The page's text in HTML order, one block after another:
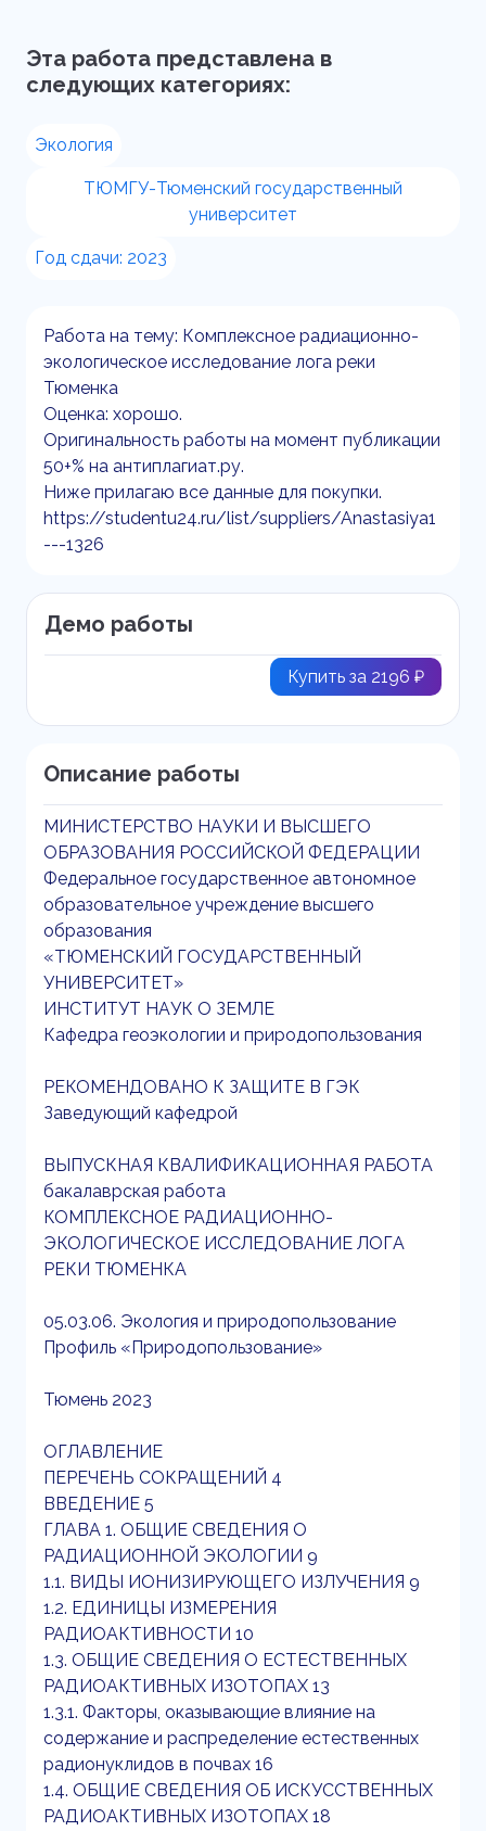
Эта работа представлена в
следующих категориях:
Экология
ТЮМГУ-Тюменский государственный
университет
Год сдачи: 2023
Работа на тему: Комплексное радиационно-
экологическое исследование лога реки
Тюменка
Оценка: хорошо.
Оригинальность работы на момент публикации
50+% на антиплагиат.ру.
Ниже прилагаю все данные для покупки.
https://studentu24.ru/list/suppliers/Anastasiya1
---1326
Демо работы
Купить за 2196 ₽
Описание работы
МИНИСТЕРСТВО НАУКИ И ВЫСШЕГО
ОБРАЗОВАНИЯ РОССИЙСКОЙ ФЕДЕРАЦИИ
Федеральное государственное автономное
образовательное учреждение высшего
образования
«ТЮМЕНСКИЙ ГОСУДАРСТВЕННЫЙ
УНИВЕРСИТЕТ»
ИНСТИТУТ НАУК О ЗЕМЛЕ
Кафедра геоэкологии и природопользования
РЕКОМЕНДОВАНО К ЗАЩИТЕ В ГЭК
Заведующий кафедрой
ВЫПУСКНАЯ КВАЛИФИКАЦИОННАЯ РАБОТА
бакалаврская работа
КОМПЛЕКСНОЕ РАДИАЦИОННО-
ЭКОЛОГИЧЕСКОЕ ИССЛЕДОВАНИЕ ЛОГА
РЕКИ ТЮМЕНКА
05.03.06. Экология и природопользование
Профиль «Природопользование»
Тюмень 2023
ОГЛАВЛЕНИЕ
ПЕРЕЧЕНЬ СОКРАЩЕНИЙ 4
ВВЕДЕНИЕ 5
ГЛАВА 1. ОБЩИЕ СВЕДЕНИЯ О
РАДИАЦИОННОЙ ЭКОЛОГИИ 9
1.1. ВИДЫ ИОНИЗИРУЮЩЕГО ИЗЛУЧЕНИЯ 9
1.2. ЕДИНИЦЫ ИЗМЕРЕНИЯ
РАДИОАКТИВНОСТИ 10
1.3. ОБЩИЕ СВЕДЕНИЯ О ЕСТЕСТВЕННЫХ
РАДИОАКТИВНЫХ ИЗОТОПАХ 13
1.3.1. Факторы, оказывающие влияние на
содержание и распределение естественных
радионуклидов в почвах 16
1.4. ОБЩИЕ СВЕДЕНИЯ ОБ ИСКУССТВЕННЫХ
РАДИОАКТИВНЫХ ИЗОТОПАХ 18